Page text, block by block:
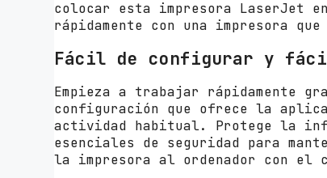
colocar esta impresora LaserJet
rápidamente con una impresora
Fácil de configurar y
Empieza a trabajar rápidamente
configuración que ofrece la
actividad habitual. Protege la
esenciales de seguridad para
la impresora al ordenador con el